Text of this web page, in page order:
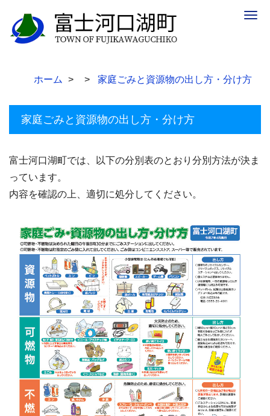
ホーム 家庭ごみと資源物の出し方・分け方
家庭ごみと資源物の出し方・分け方
富士河口湖町では、以下の分別表のとおり分別方法が決ま
っています。
内容を確認の上、適切に処分してください。